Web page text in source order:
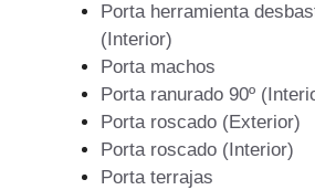
Porta herramienta
(Interior)
Porta machos
Porta ranurado 90º
Porta roscado (Exterior)
Porta roscado (Interior)
Porta terrajas